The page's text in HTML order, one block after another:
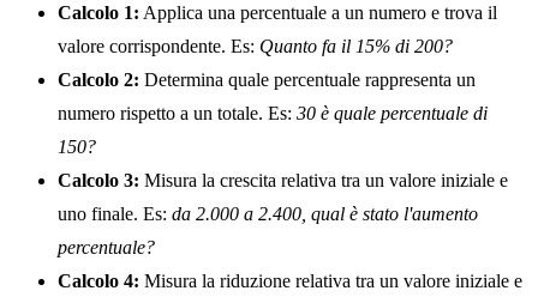
Calcolo 1: Applica una percentuale a un numero e trova il
valore corrispondente. Es: Quanto fa il 15% di 200?
Calcolo 2: Determina quale percentuale rappresenta un
numero rispetto a un totale. Es: 30 è quale percentuale di
150?
Calcolo 3: Misura la crescita relativa tra un valore iniziale e
uno finale. Es: da 2.000 a 2.400, qual è stato l'aumento
percentuale?
Calcolo 4: Misura la riduzione relativa tra un valore iniziale e